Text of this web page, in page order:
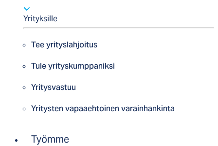
Yrityksille
Tee yrityslahjoitus
Tule yrityskumppaniksi
Yritysvastuu
Yritysten vapaaehtoinen varainhankinta
Työmme